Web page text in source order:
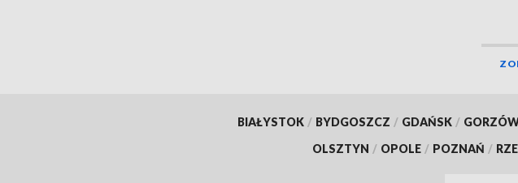
BIAŁYSTOK / BYDGOSZCZ / GDAŃSK /
OLSZTYN / OPOLE / POZNAŃ /